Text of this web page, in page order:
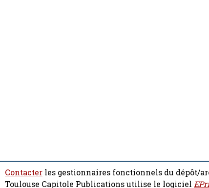
Contacter les gestionnaires fonctionnels du dépôt/
Toulouse Capitole Publications utilise le logiciel